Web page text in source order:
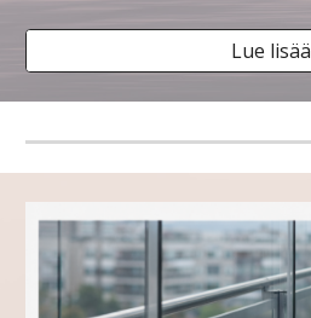
Lue lisää